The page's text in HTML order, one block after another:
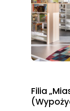
Filia